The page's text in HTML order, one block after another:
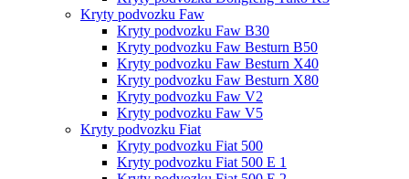
Kryty podvozku Faw
Kryty podvozku Faw B30
Kryty podvozku Faw Besturn B50
Kryty podvozku Faw Besturn X40
Kryty podvozku Faw Besturn X80
Kryty podvozku Faw V2
Kryty podvozku Faw V5
Kryty podvozku Fiat
Kryty podvozku Fiat 500
Kryty podvozku Fiat 500 E 1